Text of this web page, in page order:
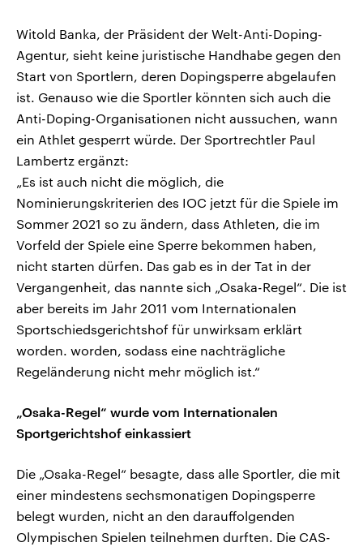
Witold Banka, der Präsident der Welt-Anti-Doping-
Agentur, sieht keine juristische Handhabe gegen den
Start von Sportlern, deren Dopingsperre abgelaufen
ist. Genauso wie die Sportler könnten sich auch die
Anti-Doping-Organisationen nicht aussuchen, wann
ein Athlet gesperrt würde. Der Sportrechtler Paul
Lambertz ergänzt:
„Es ist auch nicht die möglich, die
Nominierungskriterien des IOC jetzt für die Spiele im
Sommer 2021 so zu ändern, dass Athleten, die im
Vorfeld der Spiele eine Sperre bekommen haben,
nicht starten dürfen. Das gab es in der Tat in der
Vergangenheit, das nannte sich „Osaka-Regel“. Die ist
aber bereits im Jahr 2011 vom Internationalen
Sportschiedsgerichtshof für unwirksam erklärt
worden. worden, sodass eine nachträgliche
Regeländerung nicht mehr möglich ist.“
„Osaka-Regel“ wurde vom Internationalen
Sportgerichtshof einkassiert
Die „Osaka-Regel“ besagte, dass alle Sportler, die mit
einer mindestens sechsmonatigen Dopingsperre
belegt wurden, nicht an den darauffolgenden
Olympischen Spielen teilnehmen durften. Die CAS-